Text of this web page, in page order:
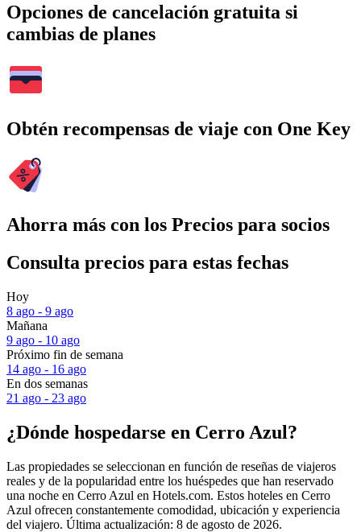
Opciones de cancelación gratuita si
cambias de planes
Obtén recompensas de viaje con One Key
Ahorra más con los Precios para socios
Consulta precios para estas fechas
Hoy
8 ago - 9 ago
Mañana
9 ago - 10 ago
Próximo fin de semana
14 ago - 16 ago
En dos semanas
21 ago - 23 ago
¿Dónde hospedarse en Cerro Azul?
Las propiedades se seleccionan en función de reseñas de viajeros
reales y de la popularidad entre los huéspedes que han reservado
una noche en Cerro Azul en Hotels.com. Estos hoteles en Cerro
Azul ofrecen constantemente comodidad, ubicación y experiencia
del viajero. Última actualización: 8 de agosto de 2026.